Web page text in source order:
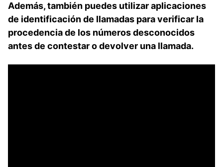
Además, también puedes utilizar aplicaciones
de identificación de llamadas para verificar la⁢
procedencia de los números⁣ desconocidos
antes de contestar o devolver⁢ una llamada.